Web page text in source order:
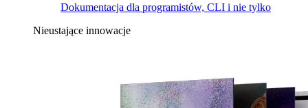
Dokumentacja dla programistów, CLI i nie tylko
Nieustające innowacje